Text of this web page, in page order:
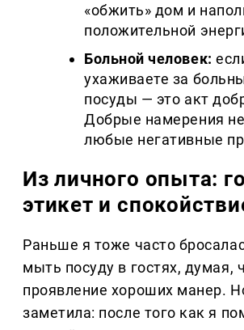
«обжить» дом и
положительной
Больной человек:
ухаживаете за
посуды — это акт
Добрые намерения
любые негативные
Из личного опыта:
этикет и
Раньше я тоже часто
мыть посуду в гостях, думая,
проявление хороших манер.
заметила: после того как я